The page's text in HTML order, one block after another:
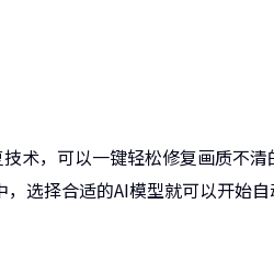
术，可以一键轻松修复画质不
选择合适的AI模型就可以开始自